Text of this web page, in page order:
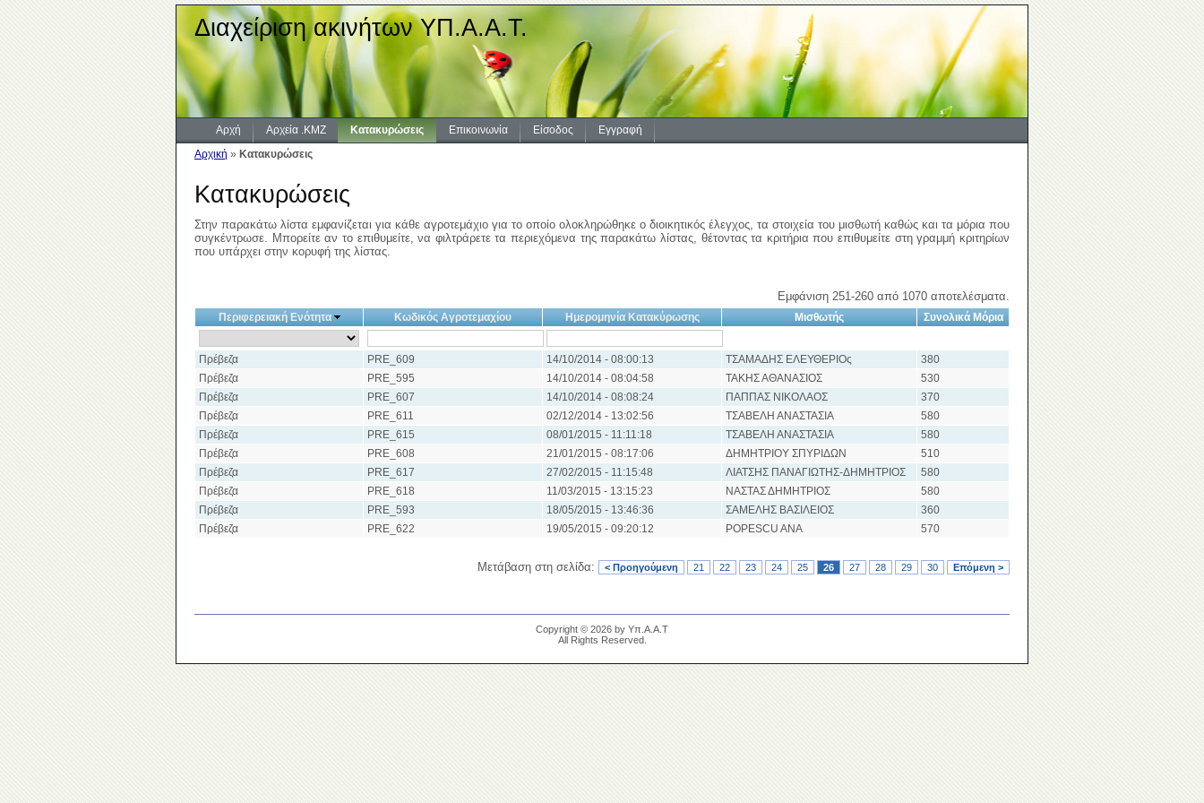
Διαχείριση ακινήτων ΥΠ.Α.Α.Τ.
Αρχή Αρχεία .KMZ Κατακυρώσεις Επικοινωνία Είσοδος
Εγγραφή
Αρχική » Κατακυρώσεις
Κατακυρώσεις
Στην παρακάτω λίστα εμφανίζεται για κάθε αγροτεμάχιο για το οποίο ολοκληρώθηκε ο διοικητικός έλεγχος, τα στοιχεία του μισθωτή καθώς και τα μόρια που
συγκέντρωσε. Μπορείτε αν το επιθυμείτε, να φιλτράρετε τα περιεχόμενα της παρακάτω λίστας, θέτοντας τα κριτήρια που επιθυμείτε στη γραμμή κριτηρίων
που υπάρχει στην κορυφή της λίστας.
Εμφάνιση 251-260 από 1070 αποτελέσματα.
Περιφερειακή Ενότητα Κωδικός Αγροτεμαχίου Ημερομηνία Κατακύρωσης Μισθωτής Συνολικά Μόρια
Πρέβεζα PRE_609 14/10/2014 - 08:00:13 ΤΣΑΜΑΔΗΣ ΕΛΕΥΘΕΡΙΟς
380
Πρέβεζα
PRE_595 14/10/2014 - 08:04:58 ΤΑΚΗΣ ΑΘΑΝΑΣΙΟΣ
530
Πρέβεζα
PRE_607 14/10/2014 - 08:08:24 ΠΑΠΠΑΣ ΝΙΚΟΛΑΟΣ
370
Πρέβεζα
PRE_611 02/12/2014 - 13:02:56 ΤΣΑΒΕΛΗ ΑΝΑΣΤΑΣΙΑ
580
Πρέβεζα
PRE_615 08/01/2015 - 11:11:18 ΤΣΑΒΕΛΗ ΑΝΑΣΤΑΣΙΑ
580
Πρέβεζα
PRE_608 21/01/2015 - 08:17:06 ΔΗΜΗΤΡΙΟΥ ΣΠΥΡΙΔΩΝ
510
Πρέβεζα
PRE_617 27/02/2015 - 11:15:48 ΛΙΑΤΣΗΣ ΠΑΝΑΓΙΩΤΗΣ-ΔΗΜΗΤΡΙΟΣ
580
Πρέβεζα
PRE_618 11/03/2015 - 13:15:23 ΝΑΣΤΑΣ ΔΗΜΗΤΡΙΟΣ
580
Πρέβεζα
PRE_593 18/05/2015 - 13:46:36 ΣΑΜΕΛΗΣ ΒΑΣΙΛΕΙΟΣ
360
Πρέβεζα
PRE_622 19/05/2015 - 09:20:12 POPESCU ANA 570
Μετάβαση στη σελίδα: < Προηγούμενη 21 22 23 24 25 26 27 28 29 30 Επόμενη >
Copyright © 2026 by Υπ.Α.Α.Τ
All Rights Reserved.